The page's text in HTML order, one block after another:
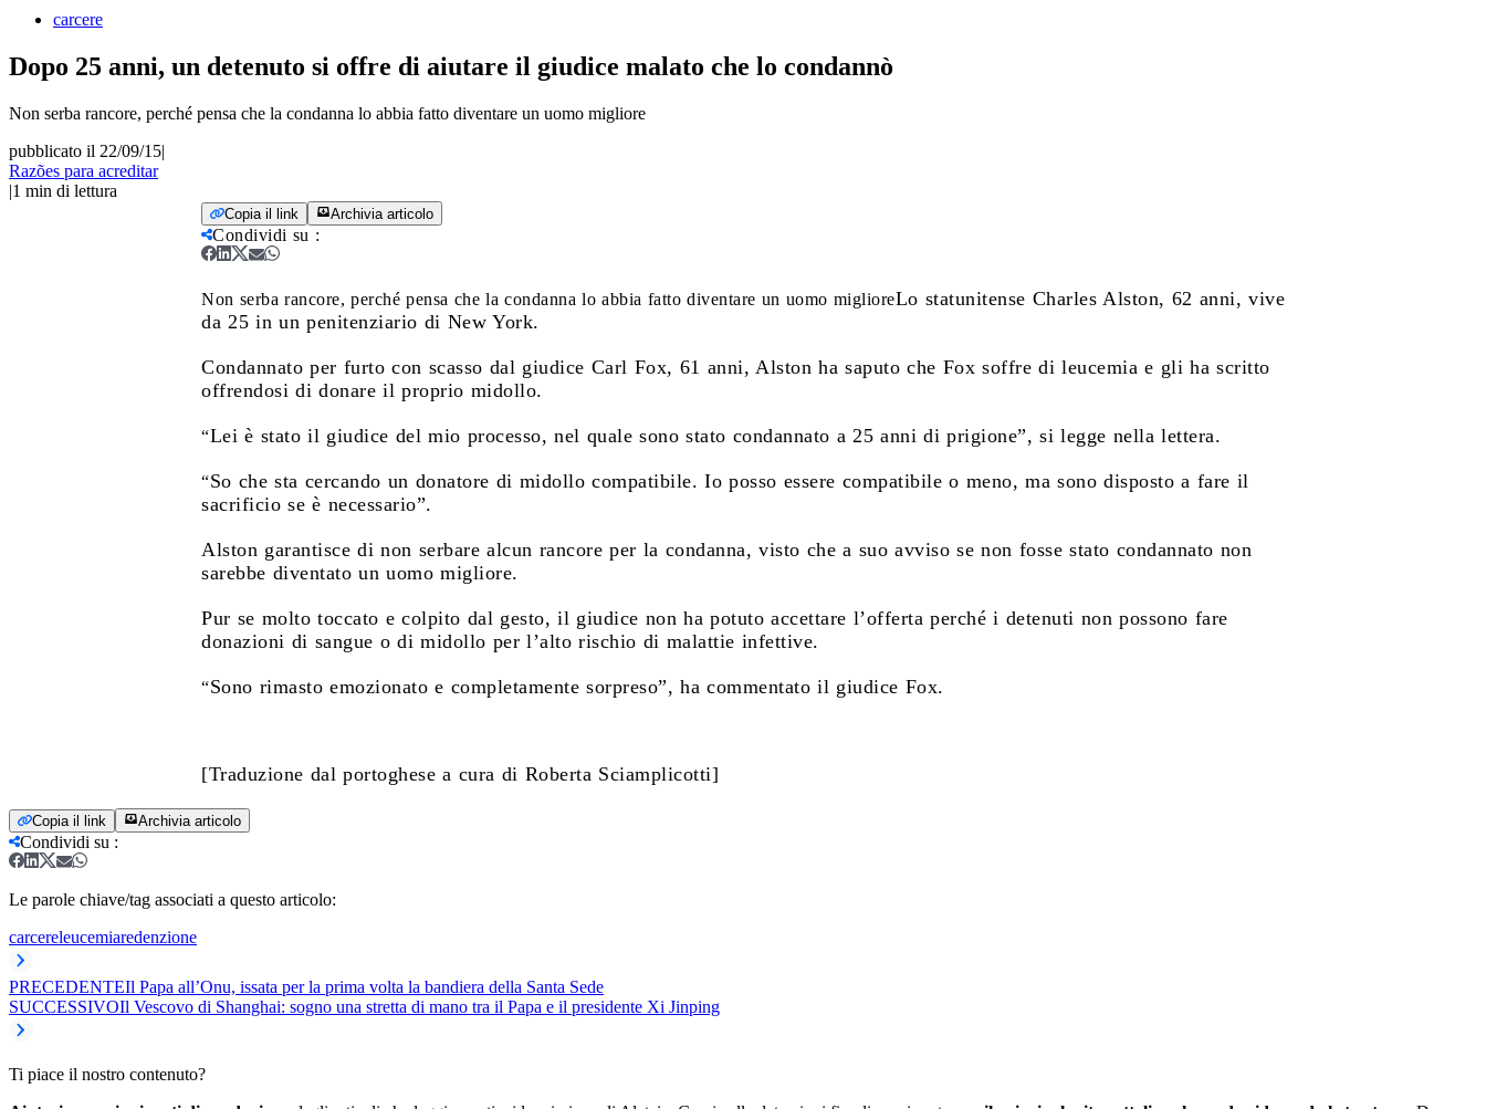
carcere
Dopo 25 anni, un detenuto si offre di aiutare il giudice malato che lo condannò
Non serba rancore, perché pensa che la condanna lo abbia fatto diventare un uomo migliore
pubblicato il 22/09/15|
Razões para acreditar
|1 min di lettura
Copia il link Archivia articolo
Condividi su :
Non serba rancore, perché pensa che la condanna lo abbia fatto diventare un uomo miglioreLo statunitense Charles Alston, 62 anni, vive
da 25 in un penitenziario di New York.
Condannato per furto con scasso dal giudice Carl Fox, 61 anni, Alston ha saputo che Fox soffre di leucemia e gli ha scritto
offrendosi di donare il proprio midollo.
“Lei è stato il giudice del mio processo, nel quale sono stato condannato a 25 anni di prigione”, si legge nella lettera.
“So che sta cercando un donatore di midollo compatibile. Io posso essere compatibile o meno, ma sono disposto a fare il
sacrificio se è necessario”.
Alston garantisce di non serbare alcun rancore per la condanna, visto che a suo avviso se non fosse stato condannato non
sarebbe diventato un uomo migliore.
Pur se molto toccato e colpito dal gesto, il giudice non ha potuto accettare l’offerta perché i detenuti non possono fare
donazioni di sangue o di midollo per l’alto rischio di malattie infettive.
“Sono rimasto emozionato e completamente sorpreso”, ha commentato il giudice Fox.
[Traduzione dal portoghese a cura di Roberta Sciamplicotti]
Copia il link Archivia articolo
Condividi su :
Le parole chiave/tag associati a questo articolo:
carcereleucemiaredenzione
PRECEDENTEIl Papa all’Onu, issata per la prima volta la bandiera della Santa Sede
SUCCESSIVOIl Vescovo di Shanghai: sogno una stretta di mano tra il Papa e il presidente Xi Jinping
Ti piace il nostro contenuto?